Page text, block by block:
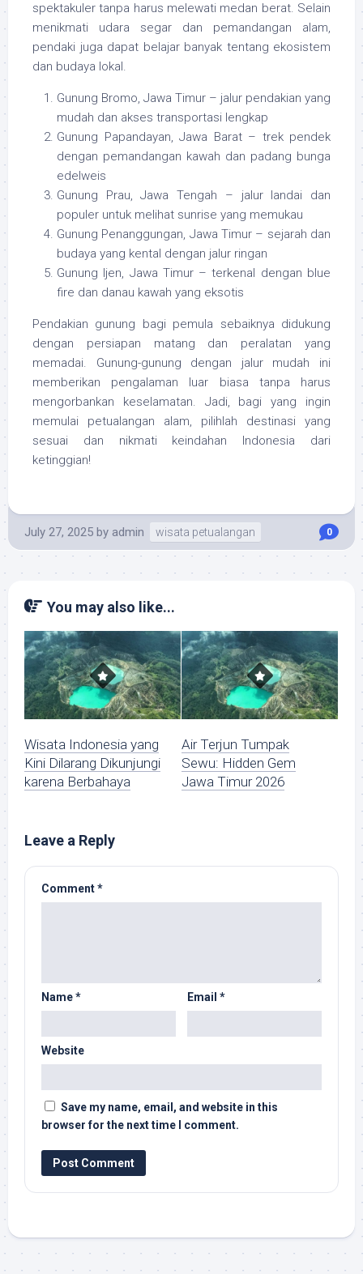
spektakuler tanpa harus melewati medan berat. Selain
menikmati udara segar dan pemandangan alam,
pendaki juga dapat belajar banyak tentang ekosistem
dan budaya lokal.
Gunung Bromo, Jawa Timur – jalur pendakian yang
mudah dan akses transportasi lengkap
Gunung Papandayan, Jawa Barat – trek pendek
dengan pemandangan kawah dan padang bunga
edelweis
Gunung Prau, Jawa Tengah – jalur landai dan
populer untuk melihat sunrise yang memukau
Gunung Penanggungan, Jawa Timur – sejarah dan
budaya yang kental dengan jalur ringan
Gunung Ijen, Jawa Timur – terkenal dengan blue
fire dan danau kawah yang eksotis
Pendakian gunung bagi pemula sebaiknya didukung
dengan persiapan matang dan peralatan yang
memadai. Gunung-gunung dengan jalur mudah ini
memberikan pengalaman luar biasa tanpa harus
mengorbankan keselamatan. Jadi, bagi yang ingin
memulai petualangan alam, pilihlah destinasi yang
sesuai dan nikmati keindahan Indonesia dari
ketinggian!
July 27, 2025 by admin wisata petualangan 0
You may also like...
Wisata Indonesia yang
Kini Dilarang Dikunjungi
karena Berbahaya
Air Terjun Tumpak
Sewu: Hidden Gem
Jawa Timur 2026
Leave a Reply
Comment*
Name* Email *
Website
Save my name, email, and website in this
browser for the next time I comment.